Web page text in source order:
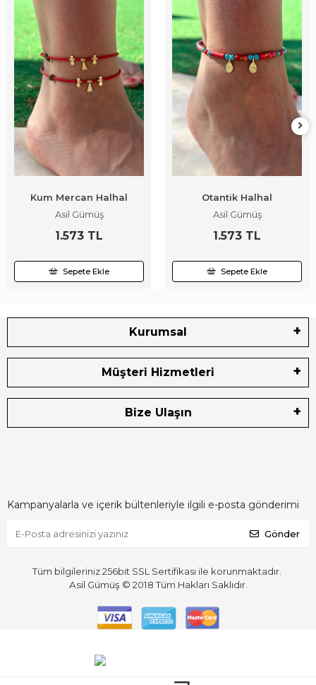
Kum Mercan Halhal
Asil Gümüş
1.573 TL
Sepete Ekle
Otantik Halhal
Asil Gümüş
1.573 TL
Sepete Ekle
Kurumsal
Müşteri Hizmetleri
Bize Ulaşın
Kampanyalarla ve içerik bültenleriyle ilgili e-posta gönderimi
Gönder
Tüm bilgileriniz 256bit SSL Sertifikası ile korunmaktadır.
Asil Gümüş © 2018Tüm Hakları Saklıdır.